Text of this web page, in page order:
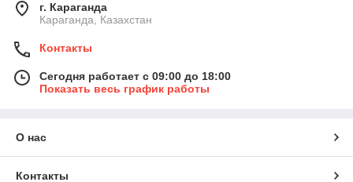
г. Караганда
Караганда, Казахстан
Контакты
Сегодня работает с 09:00 до 18:00
Показать весь график работы
О нас
Контакты